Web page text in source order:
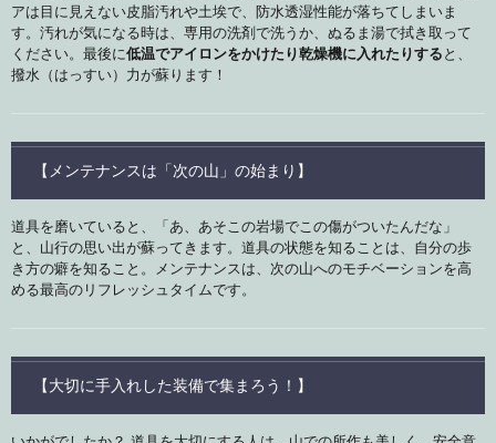
アは目に見えない皮脂汚れや土埃で、防水透湿性能が落ちてしまいま
す。汚れが気になる時は、専用の洗剤で洗うか、ぬるま湯で拭き取って
ください。最後に低温でアイロンをかけたり乾燥機に入れたりする と、
撥水（はっすい）力が蘇ります！
【メンテナンスは「次の山」の始まり】
道具を磨いていると、「あ、あそこの岩場でこの傷がついたんだな」
と、山行の思い出が蘇ってきます。道具の状態を知ることは、自分の歩
き方の癖を知ること。メンテナンスは、次の山へのモチベーションを高
める最高のリフレッシュタイムです。
【大切に手入れした装備で集まろう！】